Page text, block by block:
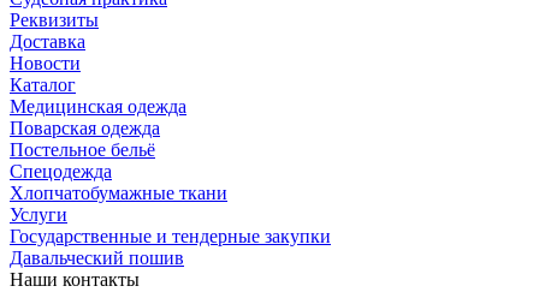
Реквизиты
Доставка
Новости
Каталог
Медицинская одежда
Поварская одежда
Постельное бельё
Спецодежда
Хлопчатобумажные ткани
Услуги
Государственные и тендерные закупки
Давальческий пошив
Наши контакты